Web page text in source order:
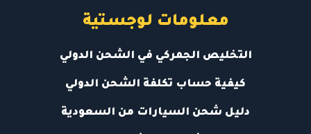
معلومات لوجستية
التخليص الجمركي في الشحن الدولي
كيفية حساب تكلفة الشحن الدولي
دليل شحن السيارات من السعودية